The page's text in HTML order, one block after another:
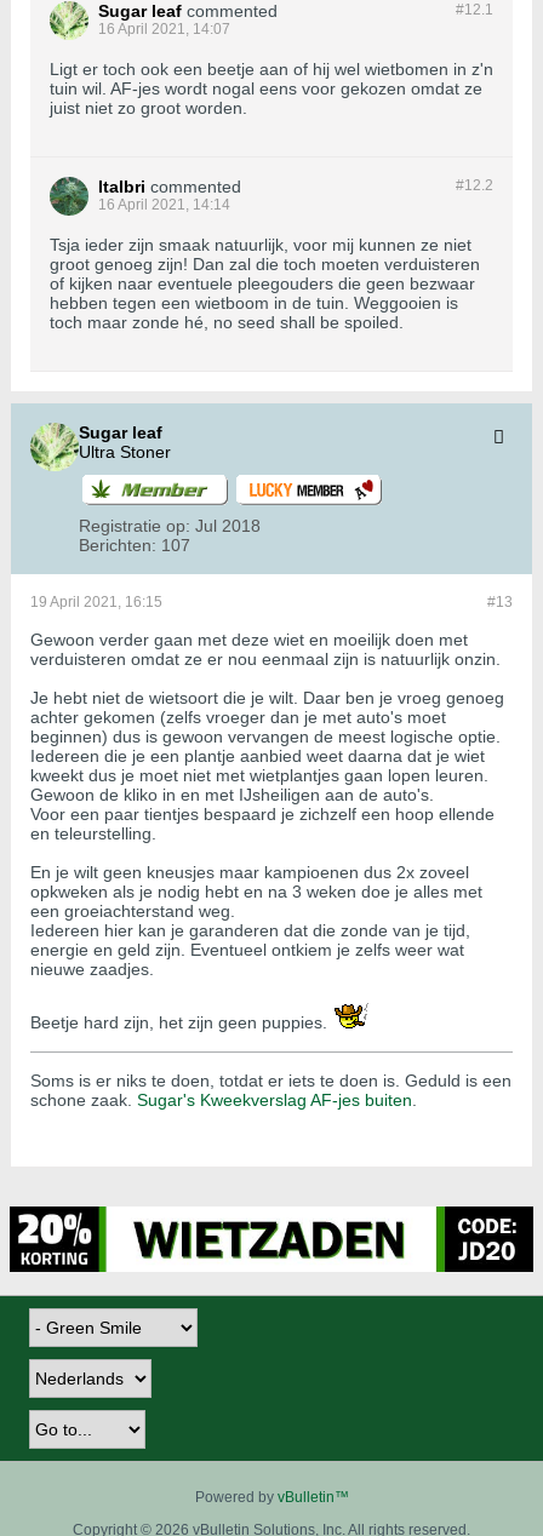
#12.1
Sugar leaf commented
16 April 2021, 14:07
Ligt er toch ook een beetje aan of hij wel wietbomen in z'n
tuin wil. AF-jes wordt nogal eens voor gekozen omdat ze
juist niet zo groot worden.
#12.2
Italbri commented
16 April 2021, 14:14
Tsja ieder zijn smaak natuurlijk, voor mij kunnen ze niet
groot genoeg zijn! Dan zal die toch moeten verduisteren
of kijken naar eventuele pleegouders die geen bezwaar
hebben tegen een wietboom in de tuin. Weggooien is
toch maar zonde hé, no seed shall be spoiled.
Sugar leaf
Ultra Stoner
Registratie op: Jul 2018
Berichten: 107
#13
19 April 2021, 16:15
Gewoon verder gaan met deze wiet en moeilijk doen met
verduisteren omdat ze er nou eenmaal zijn is natuurlijk onzin.
Je hebt niet de wietsoort die je wilt. Daar ben je vroeg genoeg
achter gekomen (zelfs vroeger dan je met auto's moet
beginnen) dus is gewoon vervangen de meest logische optie.
Iedereen die je een plantje aanbied weet daarna dat je wiet
kweekt dus je moet niet met wietplantjes gaan lopen leuren.
Gewoon de kliko in en met IJsheiligen aan de auto's.
Voor een paar tientjes bespaard je zichzelf een hoop ellende
en teleurstelling.
En je wilt geen kneusjes maar kampioenen dus 2x zoveel
opkweken als je nodig hebt en na 3 weken doe je alles met
een groeiachterstand weg.
Iedereen hier kan je garanderen dat die zonde van je tijd,
energie en geld zijn. Eventueel ontkiem je zelfs weer wat
nieuwe zaadjes.
Beetje hard zijn, het zijn geen puppies.
Soms is er niks te doen, totdat er iets te doen is. Geduld is een
schone zaak. Sugar's Kweekverslag AF-jes buiten
Powered by vBulletin™
Copyright © 2026 vBulletin Solutions, Inc. All rights reserved.